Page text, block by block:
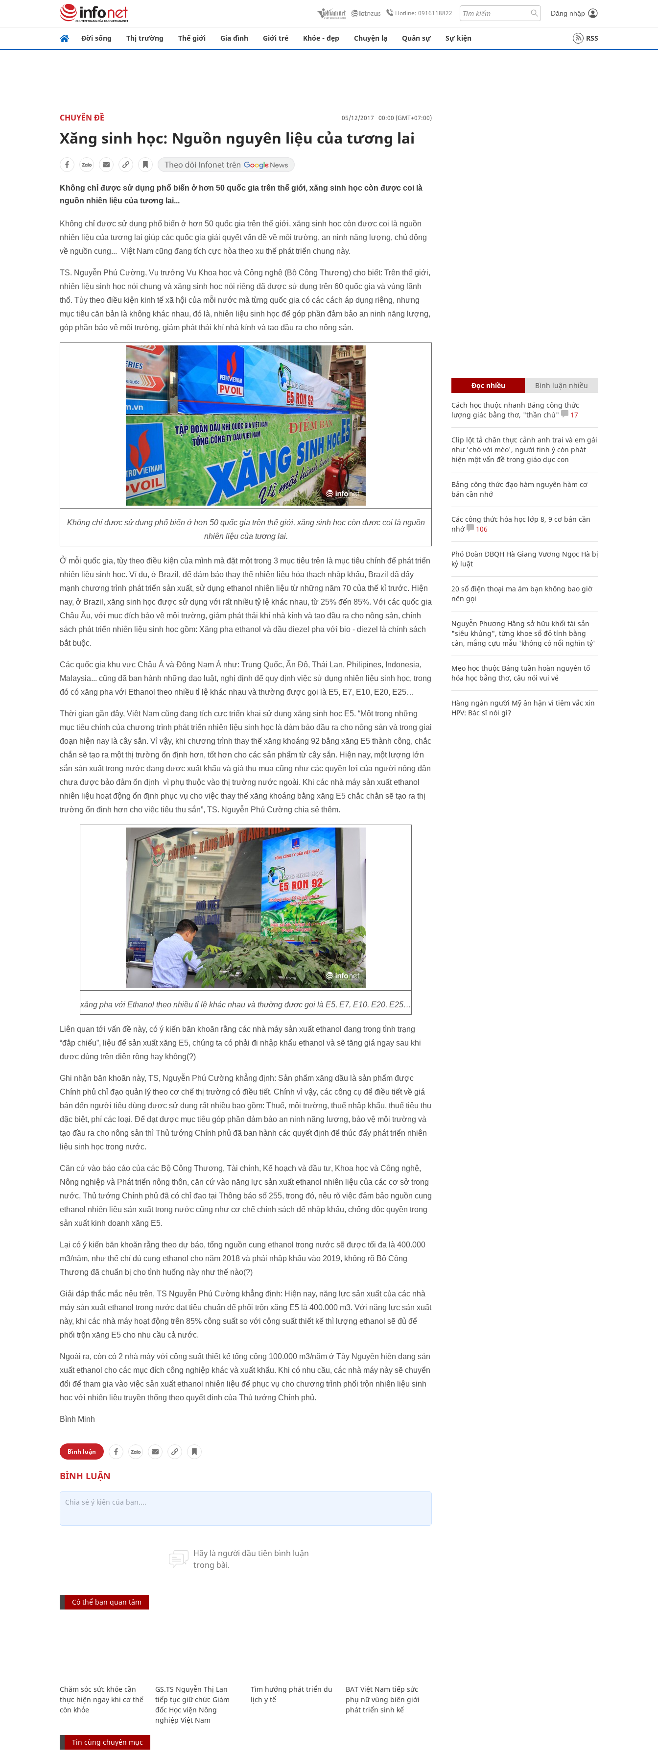
Hotline: 0916118822 Đăng nhập
Đời sống Thị trường Thế giới Gia đình Giới trẻ Khỏe - đẹp Chuyện lạ Quân sự Sự kiện RSS
CHUYÊN ĐỀ 05/12/2017 00:00 (GMT+07:00)
Xăng sinh học: Nguồn nguyên liệu của tương lai
Không chỉ được sử dụng phổ biến ở hơn 50 quốc gia trên thế giới, xăng sinh học còn được coi là
nguồn nhiên liệu của tương lai...
Không chỉ được sử dụng phổ biến ở hơn 50 quốc gia trên thế giới, xăng sinh học còn được coi là nguồn
nhiên liệu của tương lai giúp các quốc gia giải quyết vấn đề về môi trường, an ninh năng lượng, chủ động
về nguồn cung... Việt Nam cũng đang tích cực hòa theo xu thế phát triển chung này.
TS. Nguyễn Phú Cường, Vụ trưởng Vụ Khoa học và Công nghệ (Bộ Công Thương) cho biết: Trên thế giới,
nhiên liệu sinh học nói chung và xăng sinh học nói riêng đã được sử dụng trên 60 quốc gia và vùng lãnh
thổ. Tùy theo điều kiện kinh tế xã hội của mỗi nước mà từng quốc gia có các cách áp dụng riêng, nhưng
mục tiêu căn bản là không khác nhau, đó là, nhiên liệu sinh học để góp phần đảm bảo an ninh năng lượng,
góp phần bảo vệ môi trường, giảm phát thải khí nhà kính và tạo đầu ra cho nông sản.
Không chỉ được sử dụng phổ biến ở hơn 50 quốc gia trên thế giới, xăng sinh học còn được coi là nguồn
nhiên liệu của tương lai.
Ở mỗi quốc gia, tùy theo điều kiện của mình mà đặt một trong 3 mục tiêu trên là mục tiêu chính để phát triển
nhiên liệu sinh học. Ví dụ, ở Brazil, để đảm bảo thay thế nhiên liệu hóa thạch nhập khẩu, Brazil đã đẩy
mạnh chương trình phát triển sản xuất, sử dụng ethanol nhiên liệu từ những năm 70 của thế kỉ trước. Hiện
nay, ở Brazil, xăng sinh học được sử dụng với rất nhiều tỷ lệ khác nhau, từ 25% đến 85%. Với các quốc gia
Châu Âu, với mục đích bảo vệ môi trường, giảm phát thải khí nhà kính và tạo đầu ra cho nông sản, chính
sách phát triển nhiên liệu sinh học gồm: Xăng pha ethanol và dầu diezel pha với bio - diezel là chính sách
bắt buộc.
Các quốc gia khu vực Châu Á và Đông Nam Á như: Trung Quốc, Ấn Độ, Thái Lan, Philipines, Indonesia,
Malaysia... cũng đã ban hành những đạo luật, nghị định để quy định việc sử dụng nhiên liệu sinh học, trong
đó có xăng pha với Ethanol theo nhiều tỉ lệ khác nhau và thường được gọi là E5, E7, E10, E20, E25…
Thời gian gần đây, Việt Nam cũng đang tích cực triển khai sử dụng xăng sinh học E5. “Một trong những
mục tiêu chính của chương trình phát triển nhiên liệu sinh học là đảm bảo đầu ra cho nông sản và trong giai
đoạn hiện nay là cây sắn. Vì vậy, khi chương trình thay thế xăng khoáng 92 bằng xăng E5 thành công, chắc
chắn sẽ tạo ra một thị trường ổn định hơn, tốt hơn cho các sản phẩm từ cây sắn. Hiện nay, một lượng lớn
sắn sản xuất trong nước đang được xuất khẩu và giá thu mua cũng như các quyền lợi của người nông dân
chưa được bảo đảm ổn định vì phụ thuộc vào thị trường nước ngoài. Khi các nhà máy sản xuất ethanol
nhiên liệu hoạt động ổn định phục vụ cho việc thay thế xăng khoáng bằng xăng E5 chắc chắn sẽ tạo ra thị
trường ổn định hơn cho việc tiêu thụ sắn”, TS. Nguyễn Phú Cường chia sẻ thêm.
xăng pha với Ethanol theo nhiều tỉ lệ khác nhau và thường được gọi là E5, E7, E10, E20, E25…
Liên quan tới vấn đề này, có ý kiến băn khoăn rằng các nhà máy sản xuất ethanol đang trong tình trạng
“đắp chiếu”, liệu để sản xuất xăng E5, chúng ta có phải đi nhập khẩu ethanol và sẽ tăng giá ngay sau khi
được dùng trên diện rộng hay không(?)
Ghi nhận băn khoăn này, TS, Nguyễn Phú Cường khẳng định: Sản phẩm xăng dầu là sản phẩm được
Chính phủ chỉ đạo quản lý theo cơ chế thị trường có điều tiết. Chính vì vậy, các công cụ để điều tiết về giá
bán đến người tiêu dùng được sử dụng rất nhiều bao gồm: Thuế, môi trường, thuế nhập khẩu, thuế tiêu thụ
đặc biệt, phí các loại. Để đạt được mục tiêu góp phần đảm bảo an ninh năng lượng, bảo vệ môi trường và
tạo đầu ra cho nông sản thì Thủ tướng Chính phủ đã ban hành các quyết định để thúc đẩy phát triển nhiên
liệu sinh học trong nước.
Căn cứ vào báo cáo của các Bộ Công Thương, Tài chính, Kế hoạch và đầu tư, Khoa học và Công nghệ,
Nông nghiệp và Phát triển nông thôn, căn cứ vào năng lực sản xuất ethanol nhiên liệu của các cơ sở trong
nước, Thủ tướng Chính phủ đã có chỉ đạo tại Thông báo số 255, trong đó, nêu rõ việc đảm bảo nguồn cung
ethanol nhiên liệu sản xuất trong nước cũng như cơ chế chính sách để nhập khẩu, chống độc quyền trong
sản xuất kinh doanh xăng E5.
Lại có ý kiến băn khoăn rằng theo dự báo, tổng nguồn cung ethanol trong nước sẽ được tối đa là 400.000
m3/năm, như thế chỉ đủ cung ethanol cho năm 2018 và phải nhập khẩu vào 2019, không rõ Bộ Công
Thương đã chuẩn bị cho tình huống này như thế nào(?)
Giải đáp thắc mắc nêu trên, TS Nguyễn Phú Cường khẳng định: Hiện nay, năng lực sản xuất của các nhà
máy sản xuất ethanol trong nước đạt tiêu chuẩn để phối trộn xăng E5 là 400.000 m3. Với năng lực sản xuất
này, khi các nhà máy hoạt động trên 85% công suất so với công suất thiết kế thì lượng ethanol sẽ đủ để
phối trộn xăng E5 cho nhu cầu cả nước.
Ngoài ra, còn có 2 nhà máy với công suất thiết kế tổng cộng 100.000 m3/năm ở Tây Nguyên hiện đang sản
xuất ethanol cho các mục đích công nghiệp khác và xuất khẩu. Khi có nhu cầu, các nhà máy này sẽ chuyển
đổi để tham gia vào việc sản xuất ethanol nhiên liệu để phục vụ cho chương trình phối trộn nhiên liệu sinh
học với nhiên liệu truyền thống theo quyết định của Thủ tướng Chính phủ.
Bình Minh
Bình luận
Có thể bạn quan tâm
Chăm sóc sức khỏe cần
thực hiện ngay khi cơ thể
còn khỏe
GS.TS Nguyễn Thị Lan
tiếp tục giữ chức Giám
đốc Học viện Nông
nghiệp Việt Nam
Tìm hướng phát triển du
lịch y tế
BAT Việt Nam tiếp sức
phụ nữ vùng biên giới
phát triển sinh kế
Tin cùng chuyên mục
Đọc nhiều Bình luận nhiều
Cách học thuộc nhanh Bảng công thức
lượng giác bằng thơ, "thần chú"
17
Clip lột tả chân thực cảnh anh trai và em gái
như 'chó với mèo', người tinh ý còn phát
hiện một vấn đề trong giáo dục con
Bảng công thức đạo hàm nguyên hàm cơ
bản cần nhớ
Các công thức hóa học lớp 8, 9 cơ bản cần
nhớ
106
Phó Đoàn ĐBQH Hà Giang Vương Ngọc Hà bị
kỷ luật
20 số điện thoại ma ám bạn không bao giờ
nên gọi
Nguyễn Phương Hằng sở hữu khối tài sản
"siêu khủng", từng khoe sổ đỏ tính bằng
cân, mắng cựu mẫu 'không có nổi nghìn tỷ'
Mẹo học thuộc Bảng tuần hoàn nguyên tố
hóa học bằng thơ, câu nói vui vẻ
Hàng ngàn người Mỹ ân hận vì tiêm vắc xin
HPV: Bác sĩ nói gì?